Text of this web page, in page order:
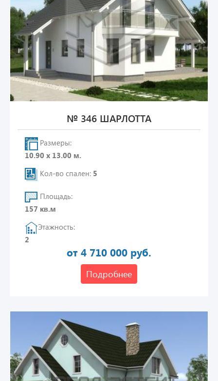
№ 346 ШАРЛОТТА
Размеры:
10.90 х 13.00 м.
Кол-во спален: 5
Площадь:
157 кв.м
Этажность:
2
от 4 710 000 руб.
Подробнее